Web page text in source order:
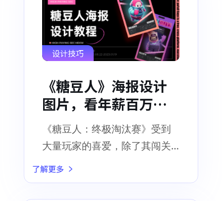
设计技巧
《糖豆人》海报设计
图片，看年薪百万设
计师如何设计！
《糖豆人：终极淘汰赛》受到
大量玩家的喜爱，除了其闯关
的关卡设置，还有可爱萌酷的
糖豆人角色
了解更多